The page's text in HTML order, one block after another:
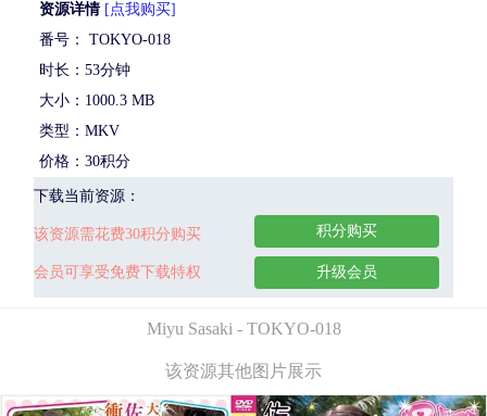
资源详情 [点我购买]
番号： TOKYO-018
时长：53分钟
大小：1000.3 MB
类型：MKV
价格：30积分
下载当前资源：
该资源需花费30积分购买
会员可享受免费下载特权
积分购买
升级会员
Miyu Sasaki - TOKYO-018
该资源其他图片展示